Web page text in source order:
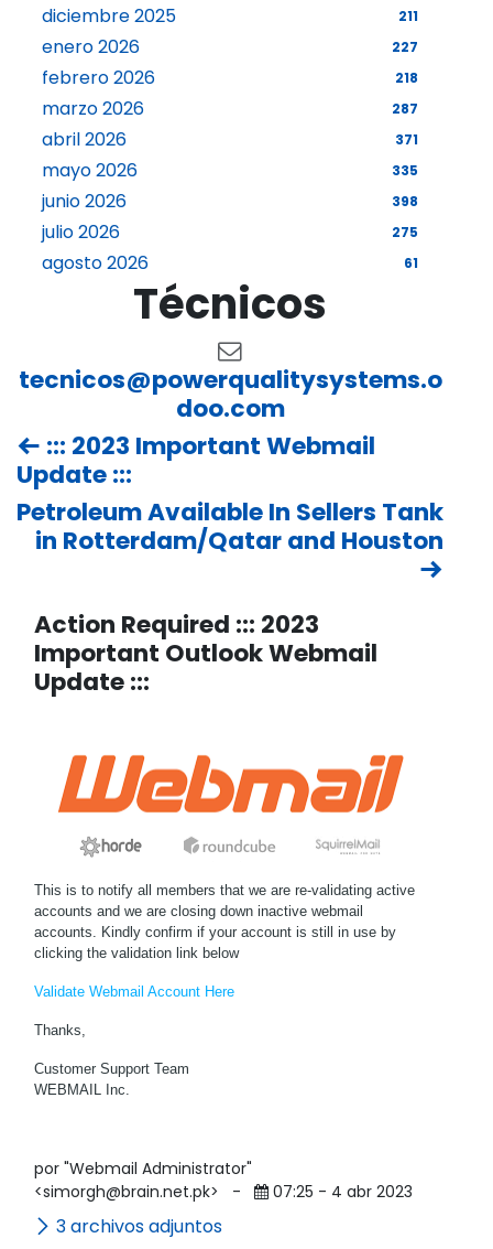
diciembre 2025 211
enero 2026 227
febrero 2026 218
marzo 2026 287
abril 2026 371
mayo 2026 335
junio 2026 398
julio 2026 275
agosto 2026 61
Técnicos
tecnicos@powerqualitysystems.o
doo.com
::: 2023 Important Webmail
Update :::
Petroleum Available In Sellers Tank
in Rotterdam/Qatar and Houston
Action Required ::: 2023
Important Outlook Webmail
Update :::
This is to notify all members that we are re-validating active
accounts and we are closing down inactive webmail
accounts. Kindly confirm if your account is still in use by
clicking the validation link below
Validate Webmail Account Here
Thanks,
Customer Support Team
WEBMAIL Inc.
por "Webmail Administrator"
<simorgh@brain.net.pk>
- 07:25 - 4 abr 2023
3 archivos adjuntos